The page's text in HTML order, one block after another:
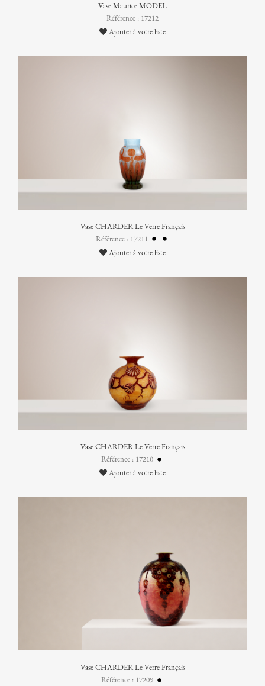
Vase Maurice MODEL
Référence : 17212
Ajouter à votre liste
Vase CHARDER Le Verre Français
Référence : 17211
Ajouter à votre liste
Vase CHARDER Le Verre Français
Référence : 17210
Ajouter à votre liste
Vase CHARDER Le Verre Français
Référence : 17209